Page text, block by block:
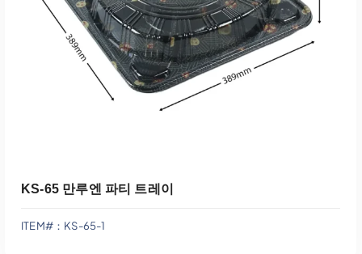
견적에 추가
KS-65 만루엔 파티 트레이
ITEM#：KS-65-1